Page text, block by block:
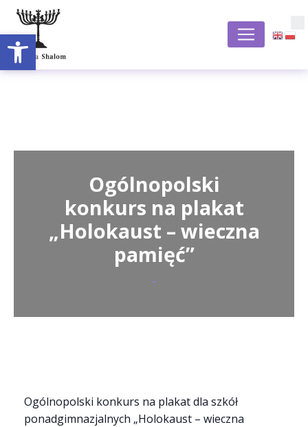
Otwórz pasek narzędzi
Ogólnopolski
konkurs na plakat
„Holokaust – wieczna
pamięć”
-
Ogólnopolski konkurs na plakat dla szkół
ponadgimnazjalnych „Holokaust – wieczna